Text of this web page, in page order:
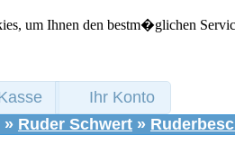
um Ihnen den bestm�glichen
Ihr Konto
» Ruder Schwert »